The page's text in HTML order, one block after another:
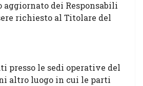
aggiornato dei Responsabili
richiesto al Titolare del
presso le sedi operative del
altro luogo in cui le parti